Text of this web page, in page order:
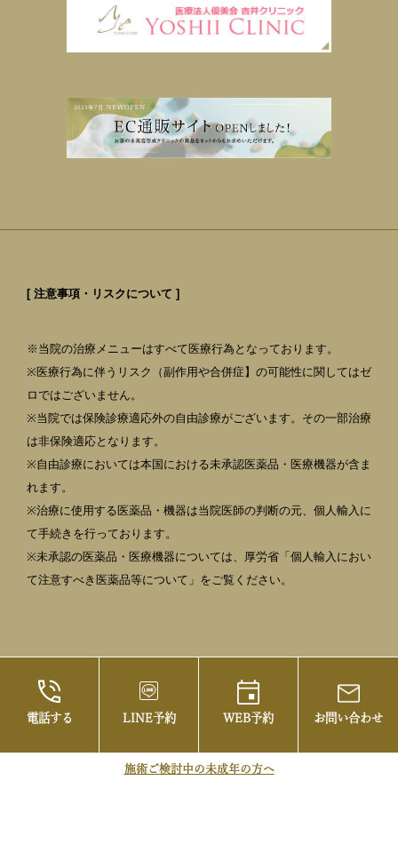
電話する LINE予約 WEB予約 お問い合わせ
施術ご検討中の未成年の方へ
[ 注意事項・リスクについて ]
※当院の治療メニューはすべて医療行為となっております。
※医療行為に伴うリスク（副作用や合併症】の可能性に関してはゼ
ロではございません。
※当院では保険診療適応外の自由診療がございます。その一部治療
は非保険適応となります。
※自由診療においては本国における未承認医薬品・医療機器が含ま
れます。
※治療に使用する医薬品・機器は当院医師の判断の元、個人輸入に
て手続きを行っております。
※未承認の医薬品・医療機器については、厚労省「個人輸入におい
て注意すべき医薬品等について」をご覧ください。
らお茶の水美容形成クリニック